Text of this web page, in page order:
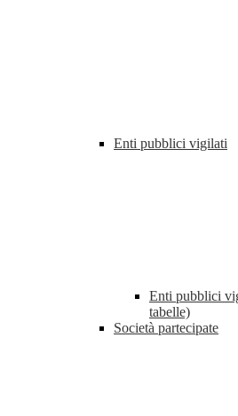
Enti pubblici vigilati
Enti pubblici
tabelle)
Società partecipate